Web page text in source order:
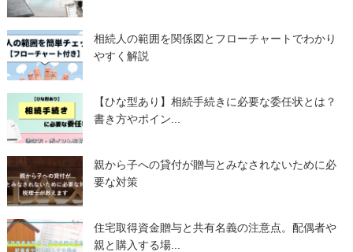
相続人の範囲を関係図とフローチャートでわかり
やすく解説
【ひな型あり】相続手続きに必要な委任状とは？
書き方やポイン...
親から子への貸付が贈与とみなされないために必
要な対策
住宅取得資金贈与と共有名義の注意点。配偶者や
親と購入する場...